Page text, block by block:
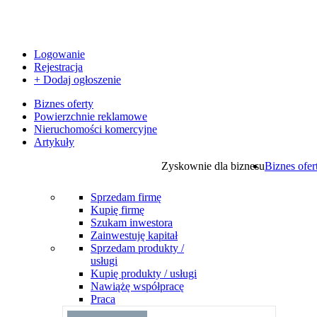
Logowanie
Rejestracja
+ Dodaj ogłoszenie
Biznes oferty
Powierzchnie reklamowe
Nieruchomości komercyjne
Artykuły
Zyskownie dla biznesuBiznes
Sprzedam firmę
Kupię firmę
Szukam inwestora
Zainwestuję kapitał
Sprzedam produkty /
usługi
Kupię produkty / usługi
Nawiążę współpracę
Praca